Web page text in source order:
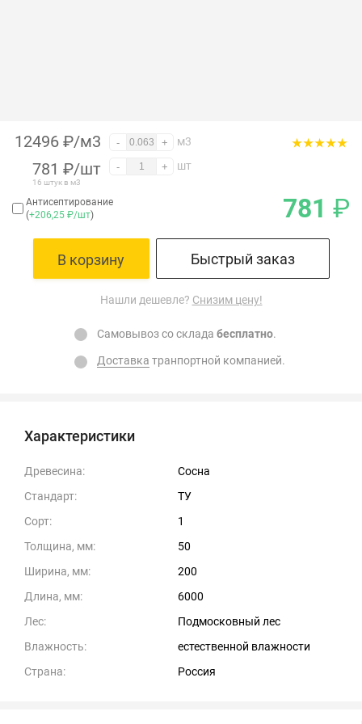
Характеристики
Древесина:
Сосна
Стандарт:
ТУ
Сорт:
1
Толщина, мм:
50
Ширина, мм:
200
Длина, мм:
6000
Лес:
Подмосковный лес
Влажность:
естественной влажности
Страна:
Россия
12496 ₽/м3 - + м3
781 ₽/шт
16 штук в м3
- + шт
Антисептирование
(+206,25 ₽/шт) 781 ₽
В корзину Быстрый заказ
Нашли дешевле? Снизим цену!
Самовывоз со склада бесплатно.
Доставка транпортной компанией.